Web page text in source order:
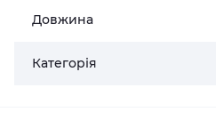
Довжина
Категорія